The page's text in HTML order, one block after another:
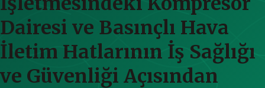
Dairesi ve Basınçlı Hava
İletim Hatlarının İş Sağlığı
ve Güvenliği Açısından